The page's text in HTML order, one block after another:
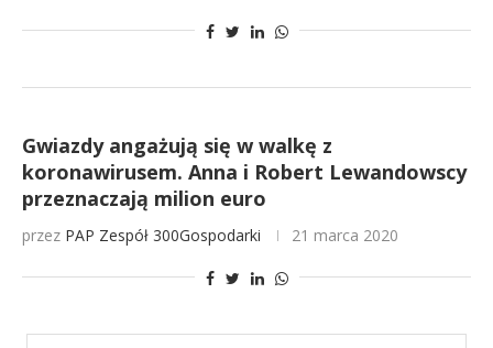
Gwiazdy angażują się w walkę z
koronawirusem. Anna i Robert Lewandowscy
przeznaczają milion euro
przez PAP Zespół 300Gospodarki 21 marca 2020